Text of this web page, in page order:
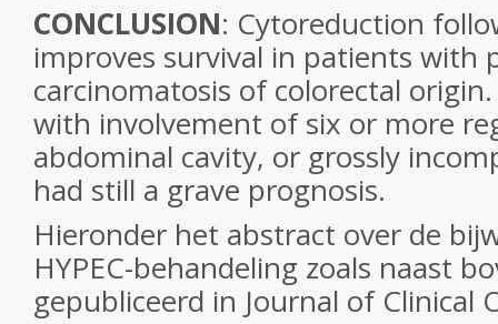
CONCLUSION: Cytoreduction
improves survival in patients with
carcinomatosis of colorectal
with involvement of six or more
abdominal cavity, or grossly
had still a grave prognosis.
Hieronder het abstract over de
HYPEC-behandeling zoals naast
gepubliceerd in Journal of Clinical